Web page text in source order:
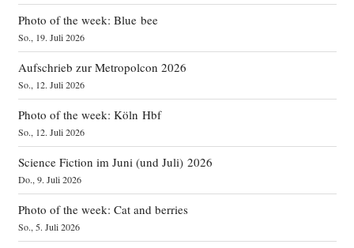
Photo of the week: Blue bee
So., 19. Juli 2026
Aufschrieb zur Metropolcon 2026
So., 12. Juli 2026
Photo of the week: Köln Hbf
So., 12. Juli 2026
Science Fiction im Juni (und Juli) 2026
Do., 9. Juli 2026
Photo of the week: Cat and berries
So., 5. Juli 2026